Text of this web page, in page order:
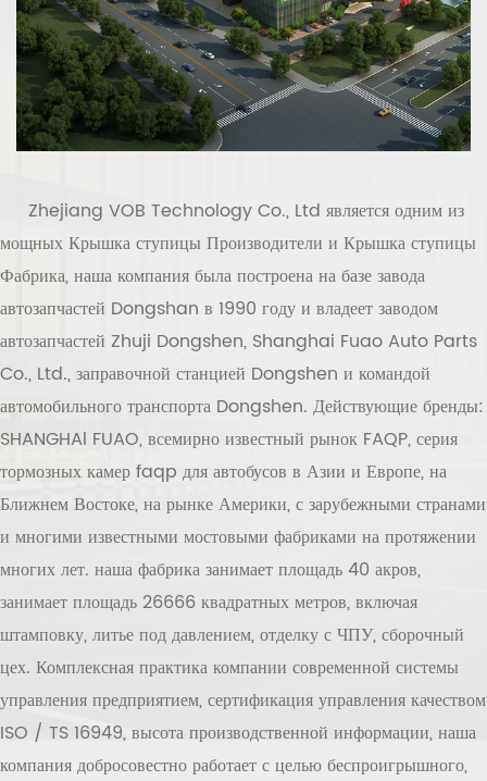
Zhejiang VOB Technology Co., Ltd является одним из
мощныхКрышка ступицы Производители и Крышка ступицы
Фабрика, наша компания была построена на базе завода
автозапчастей Dongshan в 1990 году и владеет заводом
автозапчастей Zhuji Dongshen, Shanghai Fuao Auto Parts
Co., Ltd., заправочной станцией Dongshen и командой
автомобильного транспорта Dongshen. Действующие бренды:
SHANGHAl FUAO, всемирно известный рынок FAQP, серия
тормозных камер faqp для автобусов в Азии и Европе, на
Ближнем Востоке, на рынке Америки, с зарубежными странами
и многими известными мостовыми фабриками на протяжении
многих лет. наша фабрика занимает площадь 40 акров,
занимает площадь 26666 квадратных метров, включая
штамповку, литье под давлением, отделку с ЧПУ, сборочный
цех. Комплексная практика компании современной системы
управления предприятием, сертификация управления качеством
ISO / TS 16949, высота производственной информации, наша
компания добросовестно работает с целью беспроигрышного,